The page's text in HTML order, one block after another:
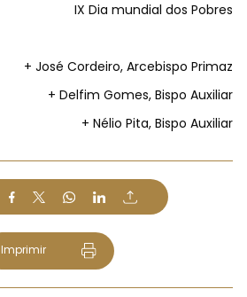
IX Dia mundial dos Pobres
+ José Cordeiro, Arcebispo Primaz
+ Delfim Gomes, Bispo Auxiliar
+ Nélio Pita, Bispo Auxiliar
Imprimir